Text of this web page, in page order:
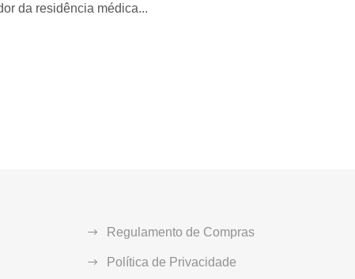
da residência médica...
Regulamento de Compras
Política de Privacidade